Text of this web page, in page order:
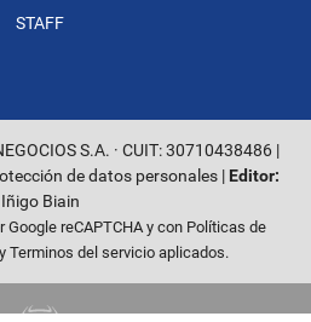
STAFF
S.A. · CUIT: 30710438486 |
de datos personales| Editor:
Iñigo Biain
reCAPTCHA y con Políticas de
Terminos del servicioaplicados.